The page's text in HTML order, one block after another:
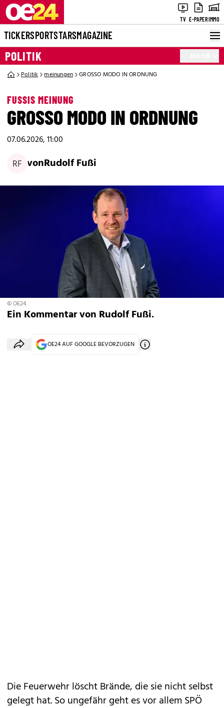
TV E-PAPERIMMO
TICKERSPORTSTARSMAGAZINE
POLITIK
Politik meinungen GROSSO MODO IN ORDNUNG
FUSSIS MEINUNG
GROSSO MODO IN ORDNUNG
07.06.2026, 11:00
RF vonRudolf Fußi
© OE24
Ein Kommentar von Rudolf Fußi.
OE24 AUF GOOGLE BEVORZUGEN
Die Feuerwehr löscht Brände, die sie nicht selbst
gelegt hat. So ungefähr geht es vor allem SPÖ